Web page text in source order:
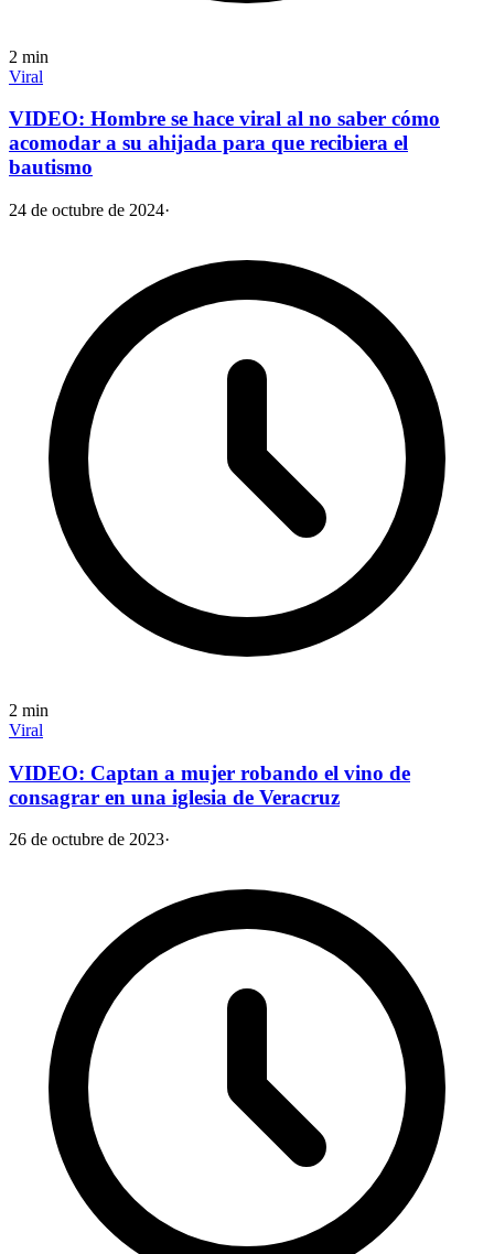
2 min
Viral
VIDEO: Hombre se hace viral al no saber cómo
acomodar a su ahijada para que recibiera el
bautismo
24 de octubre de 2024·
2 min
Viral
VIDEO: Captan a mujer robando el vino de
consagrar en una iglesia de Veracruz
26 de octubre de 2023·